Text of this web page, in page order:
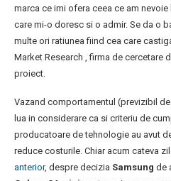
marca ce imi ofera ceea ce am
care mi-o doresc si o admir. Se da o
multe ori ratiunea fiind cea care
Market Research , firma de cercetare
proiect.
Vazand comportamentul (previzibil
lua in considerare ca si criteriu de
producatoare de tehnologie au avut
reduce costurile. Chiar acum cateva
anterior, despre decizia Samsung de